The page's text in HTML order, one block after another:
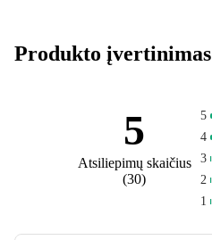
Produkto įvertinimas
5
Atsiliepimų skaičius
(30)
5
4
3
2
1